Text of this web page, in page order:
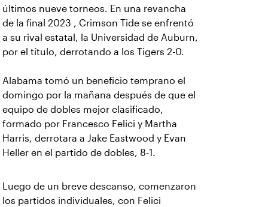
últimos nueve torneos. En una revancha
de la final 2023 , Crimson Tide se enfrentó
a su rival estatal, la Universidad de Auburn,
por el título, derrotando a los Tigers 2-0.
Alabama tomó un beneficio temprano el
domingo por la mañana después de que el
equipo de dobles mejor clasificado,
formado por Francesco Felici y Martha
Harris, derrotara a Jake Eastwood y Evan
Heller en el partido de dobles, 8-1.
Luego de un breve descanso, comenzaron
los partidos individuales, con Felici